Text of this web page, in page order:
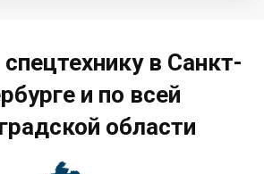
в Санкт-
и по всей
области